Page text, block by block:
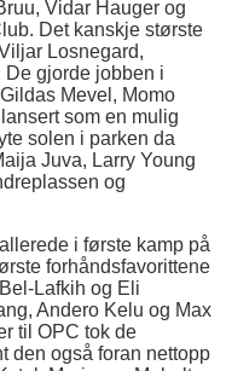
Vidar Hauger og
Det kanskje største
Losnegard,
De gjorde jobben i
Mevel, Momo
som en mulig
solen i parken da
Juva, Larry Young
og
i første kamp på
forhåndsfavorittene
Lafkih og Eli
Andero Kelu og Max
til OPC tok de
den også foran nettopp